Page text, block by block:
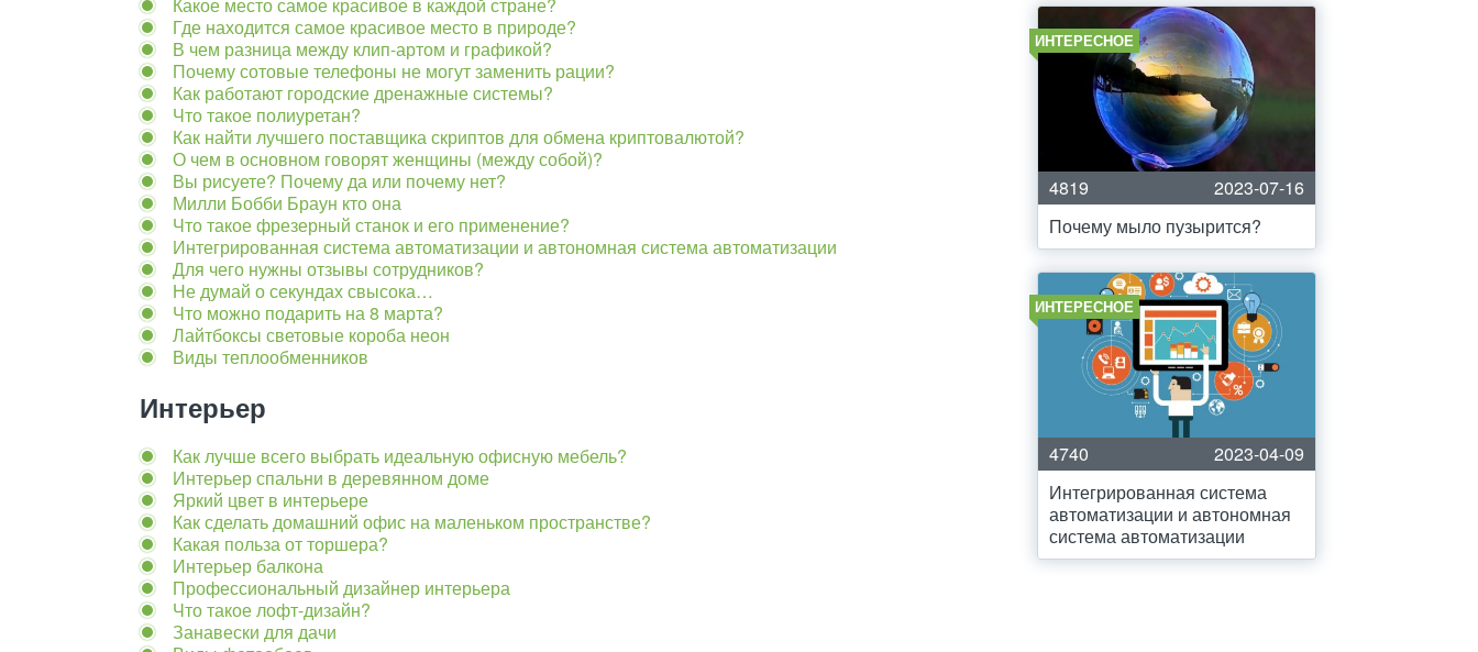
Где находится самое красивое место в природе?
В чем разница между клип-артом и графикой?
Почему сотовые телефоны не могут заменить рации?
Как работают городские дренажные системы?
Что такое полиуретан?
Как найти лучшего поставщика скриптов для обмена криптовалютой?
О чем в основном говорят женщины (между собой)?
Вы рисуете? Почему да или почему нет?
Милли Бобби Браун кто она
Что такое фрезерный станок и его применение?
Интегрированная система автоматизации и автономная система автоматизации
Для чего нужны отзывы сотрудников?
Не думай о секундах свысока…
Что можно подарить на 8 марта?
Лайтбоксы световые короба неон
Виды теплообменников
Интерьер
Как лучше всего выбрать идеальную офисную мебель?
Интерьер спальни в деревянном доме
Яркий цвет в интерьере
Как сделать домашний офис на маленьком пространстве?
Какая польза от торшера?
Интерьер балкона
Профессиональный дизайнер интерьера
Что такое лофт-дизайн?
Занавески для дачи
ИНТЕРЕСНОЕ
4819
2023-07-16
Почему мыло пузырится?
ИНТЕРЕСНОЕ
4740
2023-04-09
Интегрированная система
автоматизации и автономная
система автоматизации